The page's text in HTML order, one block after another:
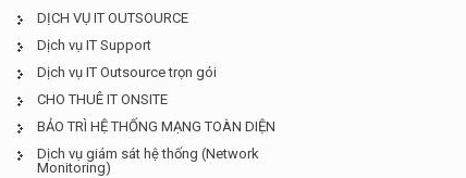
DỊCH VỤ IT OUTSOURCE
Dịch vụ IT Support
Dịch vụ IT Outsource trọn gói
CHO THUÊ IT ONSITE
BẢO TRÌ HỆ THỐNG MẠNG TOÀN DIỆN
Dịch vụ giám sát hệ thống (Network
Monitoring)